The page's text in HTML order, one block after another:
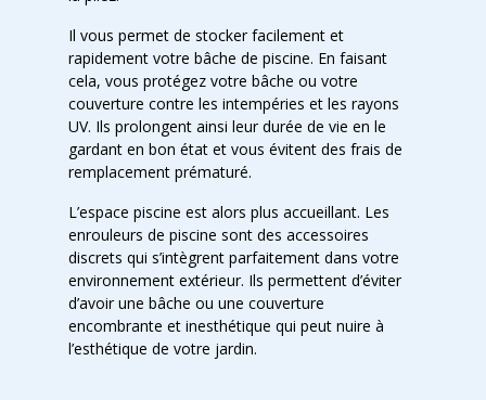
Il vous permet de stocker facilement et
rapidement votre bâche de piscine. En faisant
cela, vous protégez votre bâche ou votre
couverture contre les intempéries et les rayons
UV. Ils prolongent ainsi leur durée de vie en le
gardant en bon état et vous évitent des frais de
remplacement prématuré.
L’espace piscine est alors plus accueillant. Les
enrouleurs de piscine sont des accessoires
discrets qui s’intègrent parfaitement dans votre
environnement extérieur. Ils permettent d’éviter
d’avoir une bâche ou une couverture
encombrante et inesthétique qui peut nuire à
l’esthétique de votre jardin.